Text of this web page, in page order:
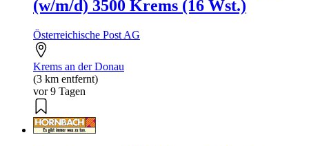
(w/m/d) 3500 Krems (16 Wst.)
Österreichische Post AG
Krems an der Donau
(3 km entfernt)
vor 9 Tagen